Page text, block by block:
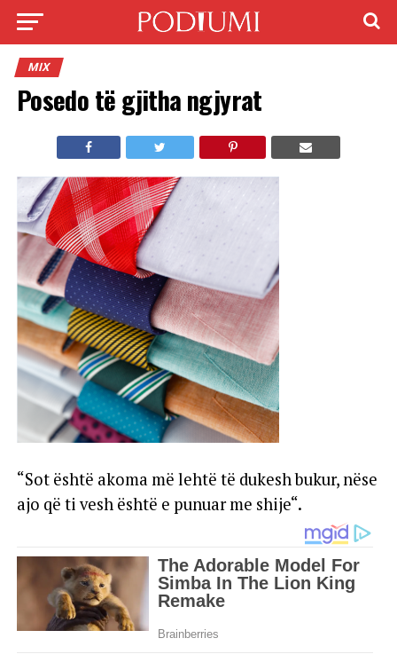
MIX
Posedo të gjitha ngjyrat
“Sot është akoma më lehtë të dukesh bukur, nëse
ajo që ti vesh është e punuar me shije“.